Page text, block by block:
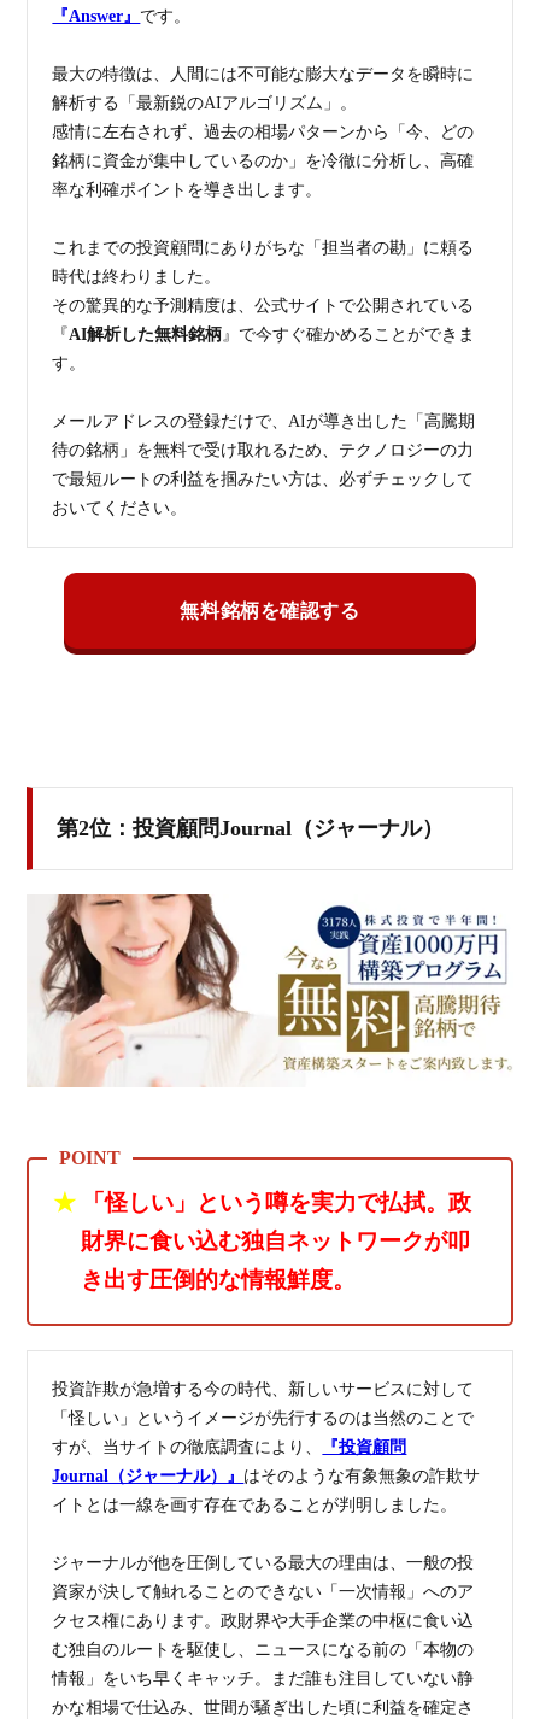
『Answer』 です。
最大の特徴は、人間には不可能な膨大なデータを瞬時に
解析する「最新鋭のAIアルゴリズム」。
感情に左右されず、過去の相場パターンから「今、どの
銘柄に資金が集中しているのか」を冷徹に分析し、高確
率な利確ポイントを導き出します。
これまでの投資顧問にありがちな「担当者の勘」に頼る
時代は終わりました。
その驚異的な予測精度は、公式サイトで公開されている
『 AI解析した無料銘柄 』で今すぐ確かめることができま
す。
メールアドレスの登録だけで、AIが導き出した「高騰期
待の銘柄」を無料で受け取れるため、テクノロジーの力
で最短ルートの利益を掴みたい方は、必ずチェックして
おいてください。
無料銘柄を確認する
第2位：投資顧問Journal（ジャーナル）
★
「怪しい」という噂を実力で払拭。政
財界に食い込む独自ネットワークが叩
き出す圧倒的な情報鮮度。
投資詐欺が急増する今の時代、新しいサービスに対して
「怪しい」というイメージが先行するのは当然のことで
すが、当サイトの徹底調査により、
『投資顧問
Journal（ジャーナル）』 はそのような有象無象の詐欺サ
イトとは一線を画す存在であることが判明しました。
ジャーナルが他を圧倒している最大の理由は、一般の投
資家が決して触れることのできない「一次情報」へのア
クセス権にあります。政財界や大手企業の中枢に食い込
む独自のルートを駆使し、ニュースになる前の「本物の
情報」をいち早くキャッチ。まだ誰も注目していない静
かな相場で仕込み、世間が騒ぎ出した頃に利益を確定さ